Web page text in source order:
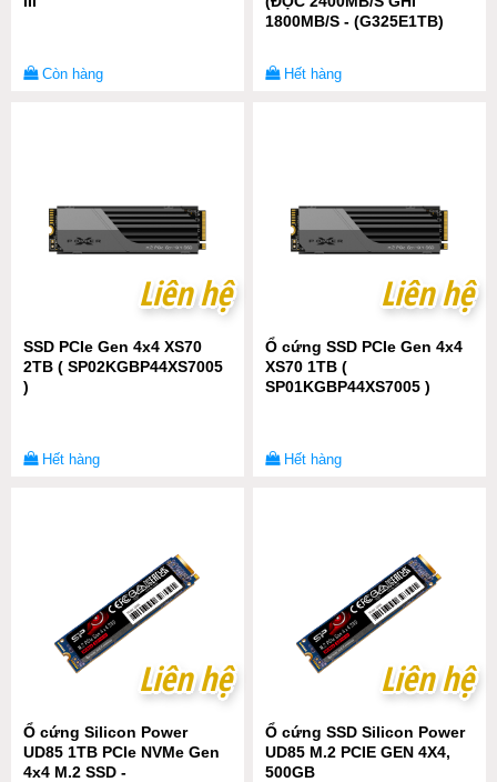
Còn hàng
1800MB/S - (G325E1TB)
Hết hàng
Liên hệ
Liên hệ
SSD PCIe Gen 4x4 XS70
2TB ( SP02KGBP44XS7005
)
Hết hàng
Liên hệ
Liên hệ
Ổ cứng SSD PCIe Gen 4x4
XS70 1TB (
SP01KGBP44XS7005 )
Hết hàng
Liên hệ
Liên hệ
Ổ cứng Silicon Power
UD85 1TB PCIe NVMe Gen
4x4 M.2 SSD -
Liên hệ
Liên hệ
Ổ cứng SSD Silicon Power
UD85 M.2 PCIE GEN 4X4,
500GB